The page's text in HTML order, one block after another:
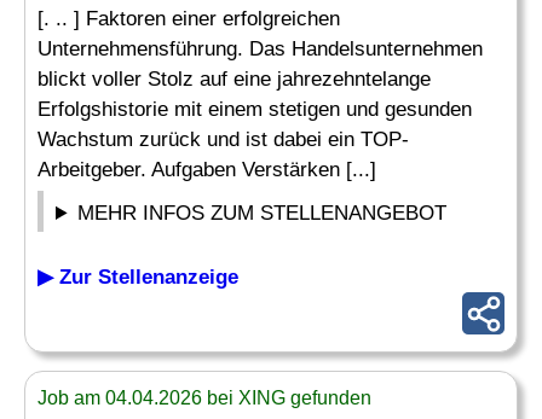
[. .. ] Faktoren einer erfolgreichen
Unternehmensführung. Das Handelsunternehmen
blickt voller Stolz auf eine jahrezehntelange
Erfolgshistorie mit einem stetigen und gesunden
Wachstum zurück und ist dabei ein TOP-
Arbeitgeber. Aufgaben Verstärken [...]
MEHR INFOS ZUM STELLENANGEBOT
▶ Zur Stellenanzeige
Job am 04.04.2026 bei XING gefunden